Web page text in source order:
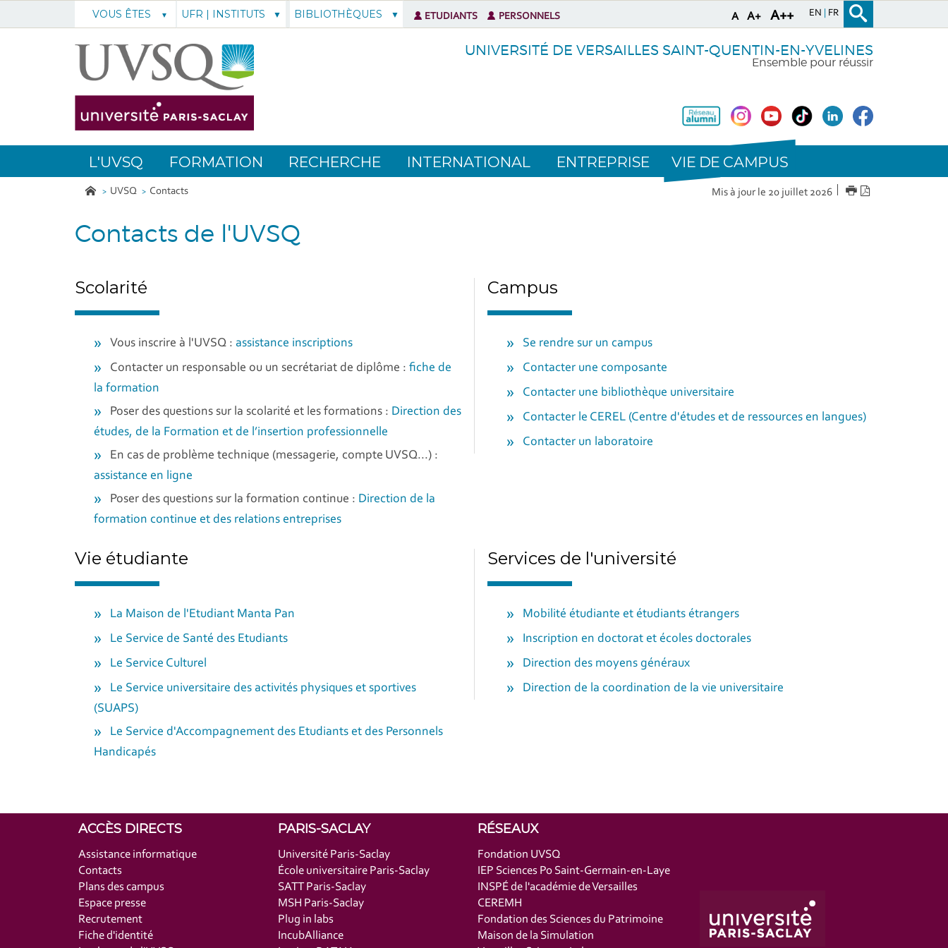
A A+ A++ EN FR
VOUS ÊTES
UNIVERSITÉ DE VERSAILLES SAINT-QUENTIN-EN-YVELINES
Ensemble pour réussir
L'UVSQ FORMATION RECHERCHE INTERNATIONAL ENTREPRISE VIE DE CAMPUS
UVSQ Contacts Mis à jour le 20 juillet 2026 IMPRIMER
Contacts de l'UVSQ
Scolarité
Vous inscrire à l'UVSQ : assistance inscriptions
Contacter un responsable ou un secrétariat de diplôme : fiche de
la formation
Poser des questions sur la scolarité et les formations : Direction des
études, de la Formation et de l’insertion professionnelle
En cas de problème technique (messagerie, compte UVSQ...) :
assistance en ligne
Poser des questions sur la formation continue : Direction de la
formation continue et des relations entreprises
Campus
Se rendre sur un campus
Contacter une composante
Contacter une bibliothèque universitaire
Contacter le CEREL (Centre d'études et de ressources en langues)
Contacter un laboratoire
Vie étudiante
La Maison de l'Etudiant Manta Pan
Le Service de Santé des Etudiants
Le Service Culturel
Le Service universitaire des activités physiques et sportives
(SUAPS)
Le Service d'Accompagnement des Etudiants et des Personnels
Handicapés
Services de l'université
Mobilité étudiante et étudiants étrangers
Inscription en doctorat et écoles doctorales
Direction des moyens généraux
Direction de la coordination de la vie universitaire
UFR | INSTITUTS BIBLIOTHÈQUES ETUDIANTS PERSONNELS
ACCÈS DIRECTS
Assistance informatique
Contacts
Plans des campus
Espace presse
Recrutement
Fiche d'identité
PARIS-SACLAY
Université Paris-Saclay
École universitaire Paris-Saclay
SATT Paris-Saclay
MSH Paris-Saclay
Plug in labs
IncubAlliance
RÉSEAUX
Fondation UVSQ
IEP Sciences Po Saint-Germain-en-Laye
INSPÉ de l'académie de Versailles
CEREMH
Fondation des Sciences du Patrimoine
Maison de la Simulation